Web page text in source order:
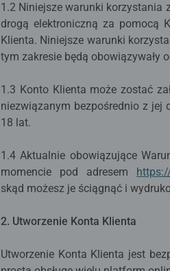
1.2 Niniejsze warunki korzystania
drogą elektroniczną za pomocą
Klienta. Niniejsze warunki
tym zakresie będą obowiązywały
1.3 Konto Klienta może zostać
niezwiązanym bezpośrednio z jej
18 lat.
1.4 Aktualnie obowiązujące
momencie pod adresem
skąd możesz je ściągnąć i
2. Utworzenie Konta Klienta
Utworzenie Konta Klienta jest